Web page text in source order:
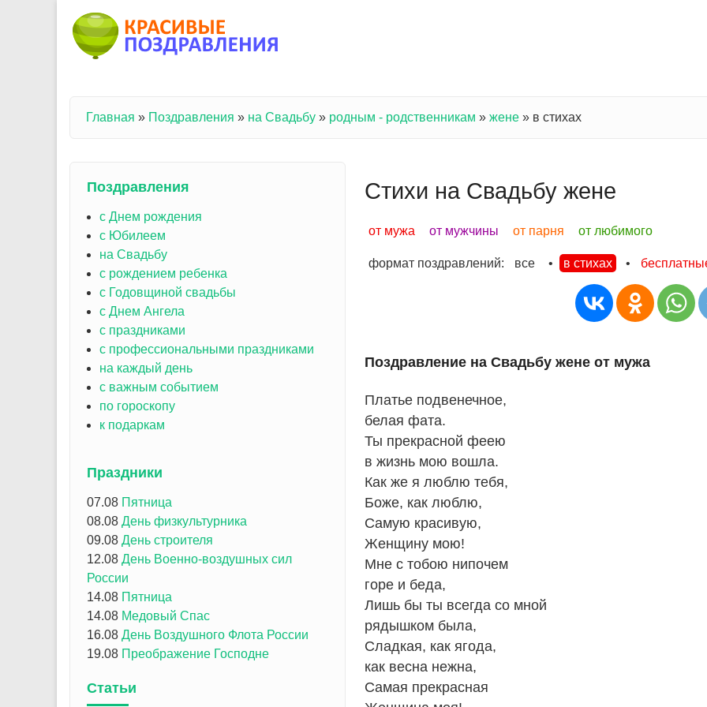
Вы здесь
Главная » Поздравления » на Свадьбу » родным - родственникам » жене » в стихах
Стихи на Свадьбу жене
от мужа от мужчины от парня от любимого
формат поздравлений: все • в стихах •
Поздравление на Свадьбу жене от мужа
Платье подвенечное,
белая фата.
Ты прекрасной феею
в жизнь мою вошла.
Как же я люблю тебя,
Боже, как люблю,
Самую красивую,
Женщину мою!
Мне с тобою нипочем
горе и беда,
Лишь бы ты всегда со мной
рядышком была,
Сладкая, как ягода,
как весна нежна,
Самая прекрасная
Поздравления
с Днем рождения
с Юбилеем
на Свадьбу
с рождением ребенка
с Годовщиной свадьбы
с Днем Ангела
с праздниками
с профессиональными праздниками
на каждый день
с важным событием
по гороскопу
к подаркам
Праздники
07.08 Пятница
08.08 День физкультурника
09.08 День строителя
12.08 День Военно-воздушных сил
России
14.08 Пятница
14.08 Медовый Спас
16.08 День Воздушного Флота России
19.08 Преображение Господне
Статьи